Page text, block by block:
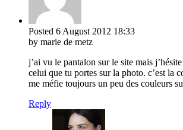
Posted 6 August 2012 18:33
by marie de metz
j’ai vu le pantalon sur le site mais
celui que tu portes sur la photo. c’est la
me méfie toujours un peu des couleurs
Reply